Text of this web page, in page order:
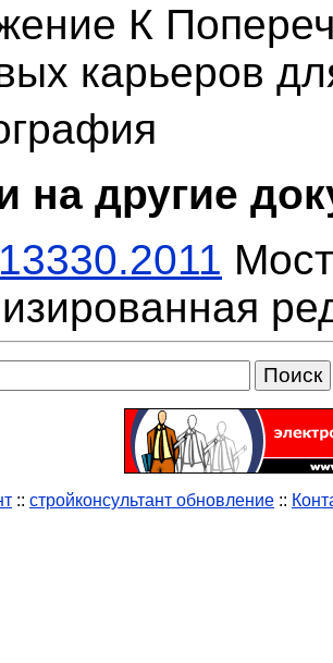
К
карьеров
на другие
:: стройконсультант обновление ::